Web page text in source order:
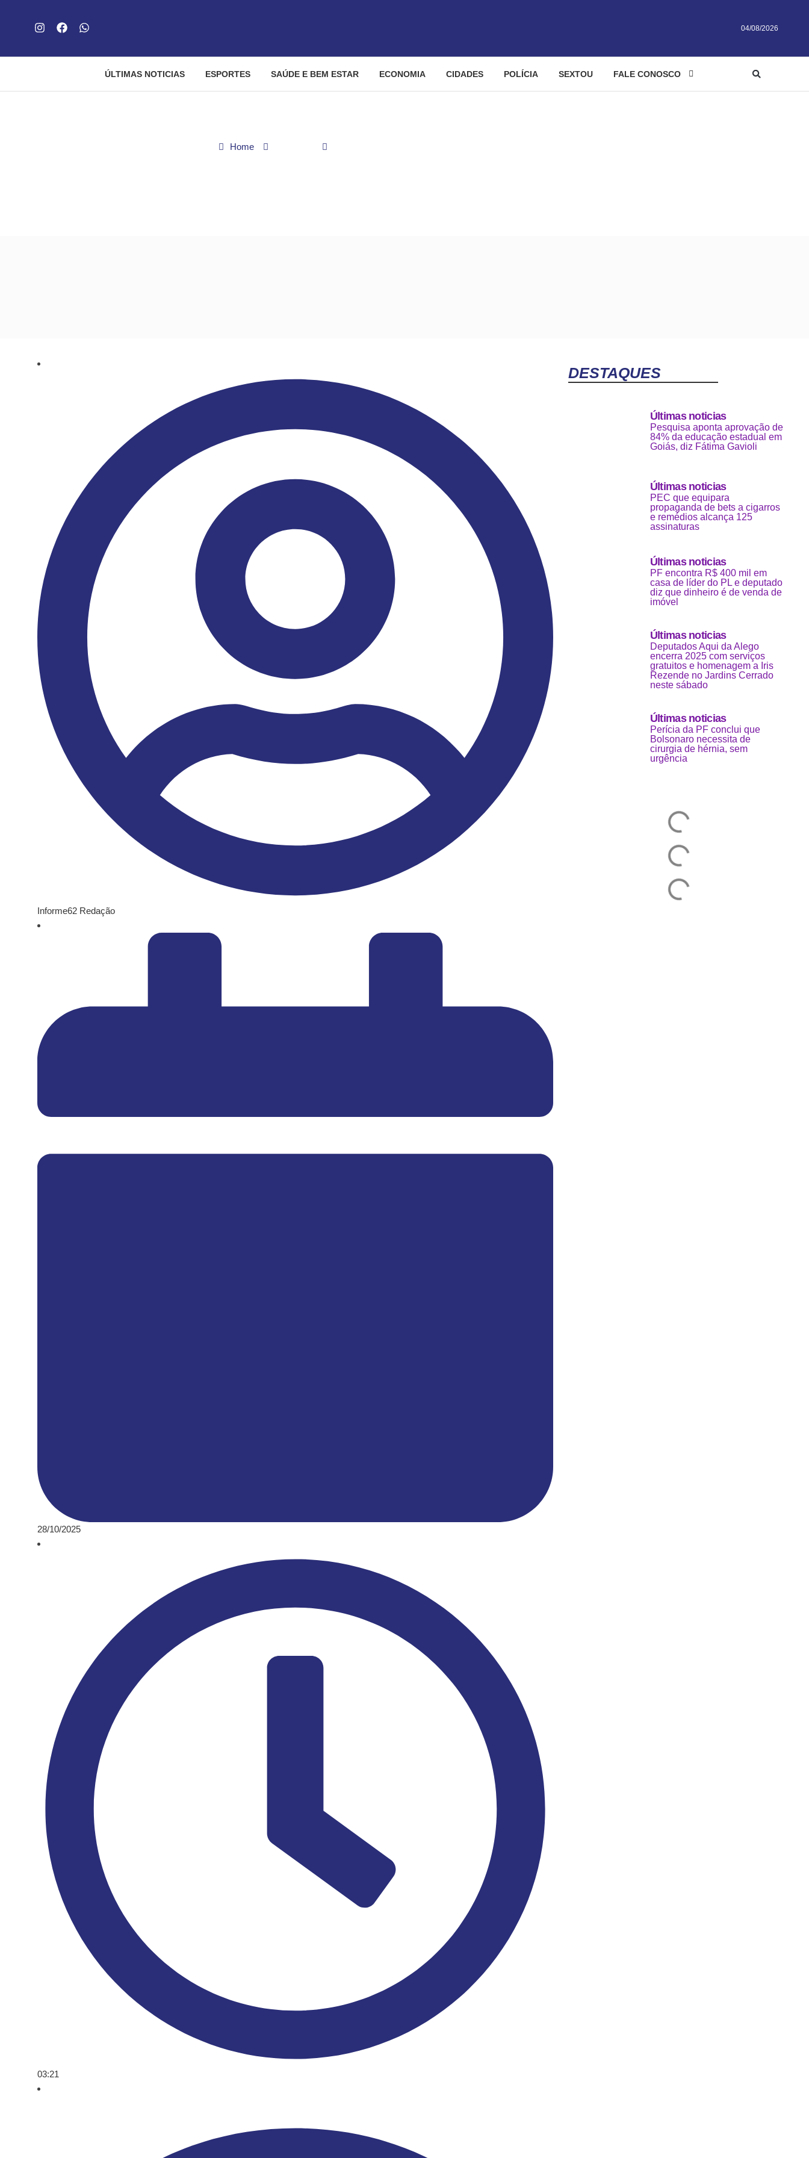
04/08/2026
ÚLTIMAS NOTICIAS ESPORTES SAÚDE E BEM ESTAR ECONOMIA CIDADES POLÍCIA SEXTOU FALE CONOSCO
Home
Informe62 Redação
28/10/2025
03:21
DESTAQUES
Últimas noticias
Pesquisa aponta aprovação de
84% da educação estadual em
Goiás, diz Fátima Gavioli
Últimas noticias
PEC que equipara
propaganda de bets a cigarros
e remédios alcança 125
assinaturas
Últimas noticias
PF encontra R$ 400 mil em
casa de líder do PL e deputado
diz que dinheiro é de venda de
imóvel
Últimas noticias
Deputados Aqui da Alego
encerra 2025 com serviços
gratuitos e homenagem a Iris
Rezende no Jardins Cerrado
neste sábado
Últimas noticias
Perícia da PF conclui que
Bolsonaro necessita de
cirurgia de hérnia, sem
urgência